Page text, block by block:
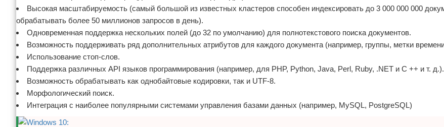
Высокая масштабируемость (самый большой из известных кластеров способен индексировать до 3 000 000 000
обрабатывать более 50 миллионов запросов в день).
Одновременная поддержка нескольких полей (до 32 по умолчанию) для полнотекстового поиска документов.
Возможность поддерживать ряд дополнительных атрибутов для каждого документа (например, группы, метки
Использование стоп-слов.
Поддержка различных API языков программирования (например, для PHP, Python, Java, Perl, Ruby, .NET и C ++ и т. д.).
Возможность обрабатывать как однобайтовые кодировки, так и UTF-8.
Морфологический поиск.
Интеграция с наиболее популярными системами управления базами данных (например, MySQL, PostgreSQL)